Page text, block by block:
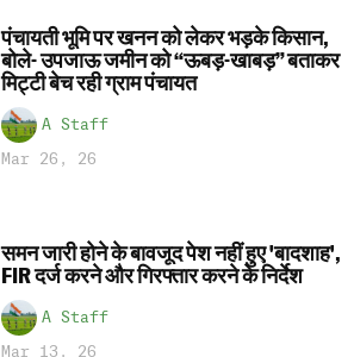
पंचायती भूमि पर खनन को लेकर भड़के किसान,
बोले- उपजाऊ जमीन को “ऊबड़-खाबड़” बताकर
मिट्टी बेच रही ग्राम पंचायत
A Staff
Mar 26, 26
समन जारी होने के बावजूद पेश नहीं हुए 'बादशाह',
FIR दर्ज करने और गिरफ्तार करने के निर्देश
A Staff
Mar 13, 26